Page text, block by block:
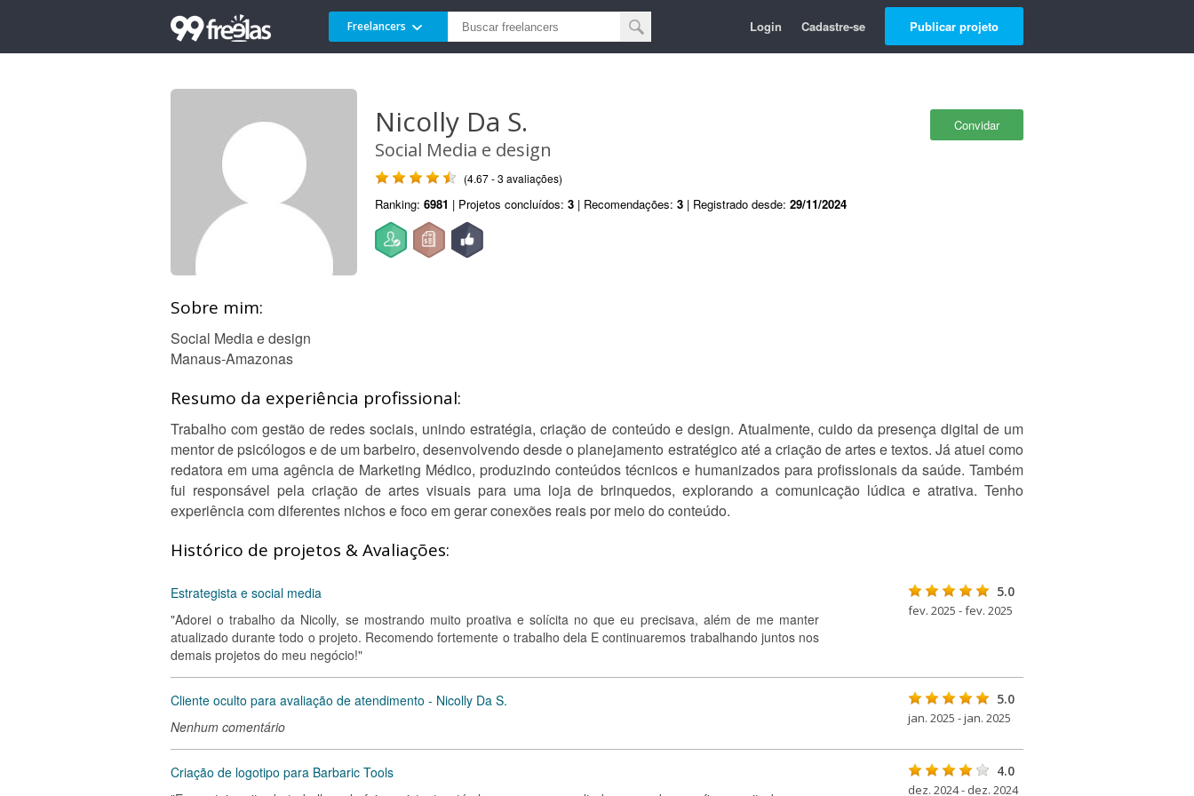
Freelancers Login Cadastre-se Publicar projeto
Convidar
Nicolly Da S.
Social Media e design
(4.67 - 3 avaliações)
Ranking: 6981 | Projetos concluídos: 3 | Recomendações: 3 | Registrado desde: 29/11/2024
Sobre mim:
Social Media e design
Manaus-Amazonas
Resumo da experiência profissional:
Trabalho com gestão de redes sociais, unindo estratégia, criação de conteúdo e design. Atualmente, cuido da presença digital de um
mentor de psicólogos e de um barbeiro, desenvolvendo desde o planejamento estratégico até a criação de artes e textos. Já atuei como
redatora em uma agência de Marketing Médico, produzindo conteúdos técnicos e humanizados para profissionais da saúde. Também
fui responsável pela criação de artes visuais para uma loja de brinquedos, explorando a comunicação lúdica e atrativa. Tenho
experiência com diferentes nichos e foco em gerar conexões reais por meio do conteúdo.
Histórico de projetos & Avaliações:
Estrategista e social media
"Adorei o trabalho da Nicolly, se mostrando muito proativa e solícita no que eu precisava, além de me manter
atualizado durante todo o projeto. Recomendo fortemente o trabalho dela E continuaremos trabalhando juntos nos
demais projetos do meu negócio!"
5.0
fev. 2025 - fev. 2025
Cliente oculto para avaliação de atendimento - Nicolly Da S.
Nenhum comentário
5.0
jan. 2025 - jan. 2025
Criação de logotipo para Barbaric Tools
4.0
dez. 2024 - dez. 2024